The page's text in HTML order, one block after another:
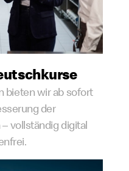
bieten wir ab sofort
der
vollständig digital